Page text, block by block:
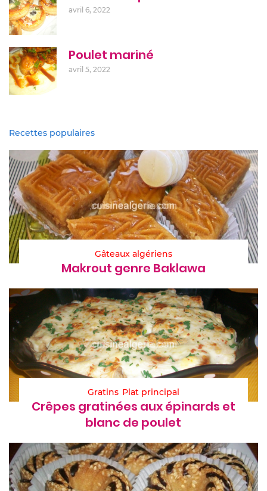
avril 6, 2022
Poulet mariné
avril 5, 2022
Recettes populaires
Gâteaux algériens
Makrout genre Baklawa
Gratins Plat principal
Crêpes gratinées aux épinards et
blanc de poulet